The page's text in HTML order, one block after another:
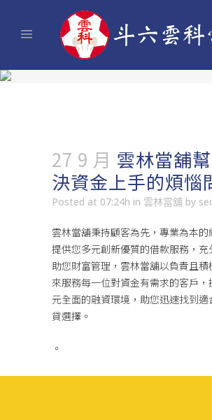
27 9 月 雲林當舖
決資金上手的煩惱
Posted at 07:24h in 雲林當舖 by
雲林當舖秉持顧客為先，專業為本的
提供您多元創新優質的借款服務，充
助您財富管理， 雲林當舖以負責且積
來服務每一位對資金有需求的客戶，
元全面的融資環境，助您迅速找到適
貸選擇。
。